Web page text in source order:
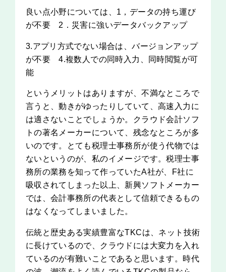
良い点小野については、1，データの持ち運び
が不要 2．災害に強いデータバックアップ
3.アプリ方式でない場合は、バージョンアップ
が不要 4.複数人での同時入力、同時閲覧が可
能
というメリットはありますが、不満なところで
言うと、動きがゆったりしていて、高速入力に
は適さないことでしょうか。クラウド会計ソフ
トの著名メーカーについて、残念なところが多
いのです。とても税理士事務所が使う代物では
ないというのが、私のイメージです。税理士事
務所の業務を知って作っていたA社が、F社に
吸収されてしまった以上、新興ソフトメーカー
では、会計事務所の代表として信頼できるもの
はなくなってしまいました。
伝統と歴史ある実績豊富なTKCは、ネット技術
に長けているので、クラウドには大変力を入れ
ているのが有難いことであると思います。時代